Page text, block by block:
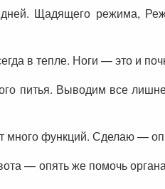
Щадящего режима,
в тепле. Ноги — это и
питья. Выводим все
функций. Сделаю —
— опять же помочь